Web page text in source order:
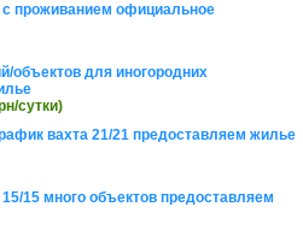
проживанием официальное
объектов для иногородних
сутки)
вахта 21/21 предоставляем жилье
15 много объектов предоставляем